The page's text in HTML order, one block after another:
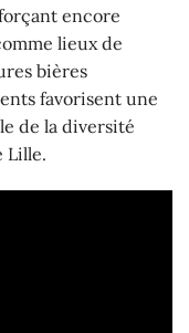
encore
lieux de
bières
favorisent une
de la diversité
Lille.